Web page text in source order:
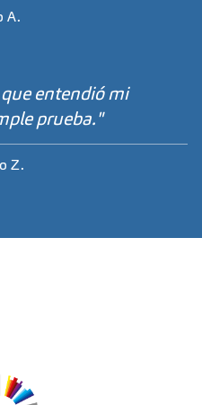
A.
entendió mi
prueba."
Z.